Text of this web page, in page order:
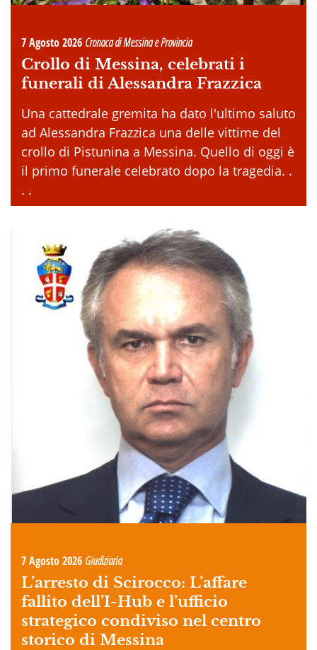
7 Agosto 2026 Cronaca di Messina e Provincia
Crollo di Messina, celebrati i
funerali di Alessandra Frazzica
Una cattedrale gremita ha dato l'ultimo saluto
ad Alessandra Frazzica una delle vittime del
crollo di Pistunina a Messina. Quello di oggi è
il primo funerale celebrato dopo la tragedia. .
. .
7 Agosto 2026 Giudiziaria
L’arresto di Scirocco: L’affare
fallito dell’I-Hub e l’ufficio
strategico condiviso nel centro
storico di Messina